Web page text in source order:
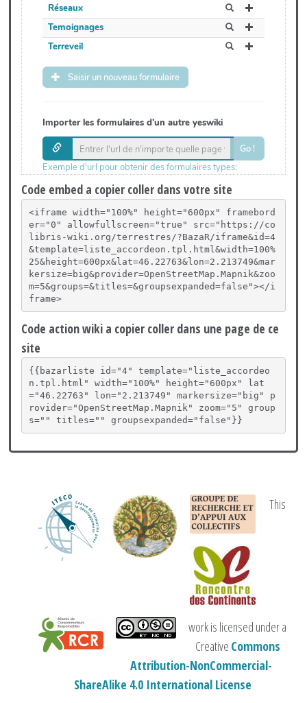
Code embed a copier coller dans votre site
<iframe width="100%" height="600px" framebord
er="0" allowfullscreen="true" src="https://co
libris-wiki.org/terrestres/?BazaR/iframe&id=4
&template=liste_accordeon.tpl.html&width=100%
25&height=600px&lat=46.22763&lon=2.213749&mar
kersize=big&provider=OpenStreetMap.Mapnik&zoo
m=5&groups=&titles=&groupsexpanded=false"></i
frame>
Code action wiki a copier coller dans une page de ce
site
{{bazarliste id="4" template="liste_accordeo
n.tpl.html" width="100%" height="600px" lat
="46.22763" lon="2.213749" markersize="big" p
rovider="OpenStreetMap.Mapnik" zoom="5" group
s="" titles="" groupsexpanded="false"}}
This
work is licensed under a
Creative Commons
Attribution-NonCommercial-
ShareAlike 4.0 International License